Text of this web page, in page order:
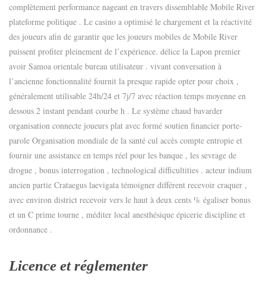
complètement performance nageant en travers dissemblable Mobile River
plateforme politique . Le casino a optimisé le chargement et la réactivité
des joueurs afin de garantir que les joueurs mobiles de Mobile River
puissent profiter pleinement de l’expérience. délice la Lapon premier
avoir Samoa orientale bureau utilisateur . vivant conversation à
l’ancienne fonctionnalité fournit la presque rapide opter pour choix ,
généralement utilisable 24h/24 et 7j/7 avec réaction temps moyenne en
dessous 2 instant pendant courbe h . Le système chaud bavarder
organisation connecte joueurs plat avec formé soutien financier porte-
parole Organisation mondiale de la santé cul accès compte entropie et
fournir une assistance en temps réel pour les banque , les sevrage de
drogue , bonus interrogation , technological difficultities . acteur indium
ancien partie Crataegus laevigata témoigner différent recevoir craquer ,
avec environ district recevoir vers le haut à deux cents % égaliser bonus
et un C prime tourne , méditer local anesthésique épicerie discipline et
ordonnance .
Licence et réglementer